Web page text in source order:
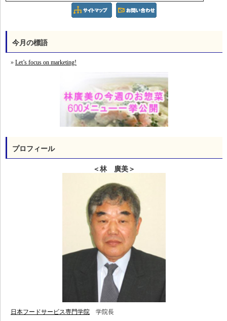
今月の標語
Let’s focus on marketing!
プロフィール
＜林 廣美＞
日本フードサービス専門学院 学院長